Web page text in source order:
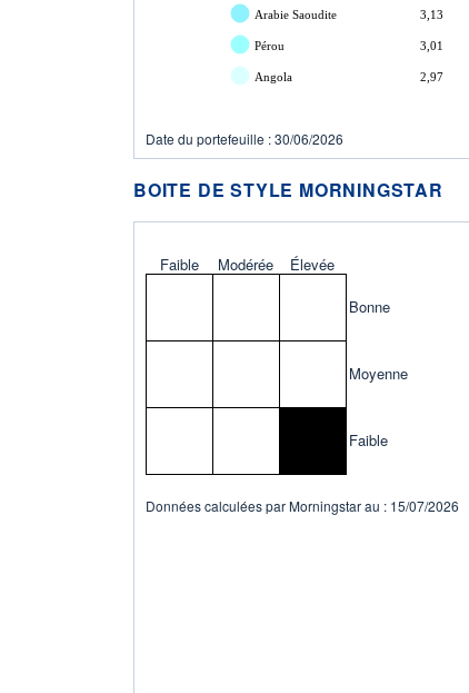
Arabie Saoudite 3,13
Pérou 3,01
Angola 2,97
Date du portefeuille : 30/06/2026
BOITE DE STYLE MORNINGSTAR
Faible Modérée
Élevée
Bonne
Moyenne
Faible
Données calculées par Morningstar au : 15/07/2026